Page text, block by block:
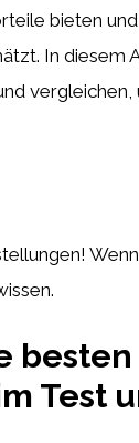
bieten
In diesem
vergleichen,
besten
Test